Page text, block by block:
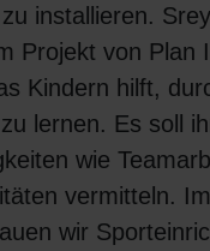
installieren.
Projekt von Plan
Kindern hilft,
lernen. Es soll
wie
vermitteln.
wir